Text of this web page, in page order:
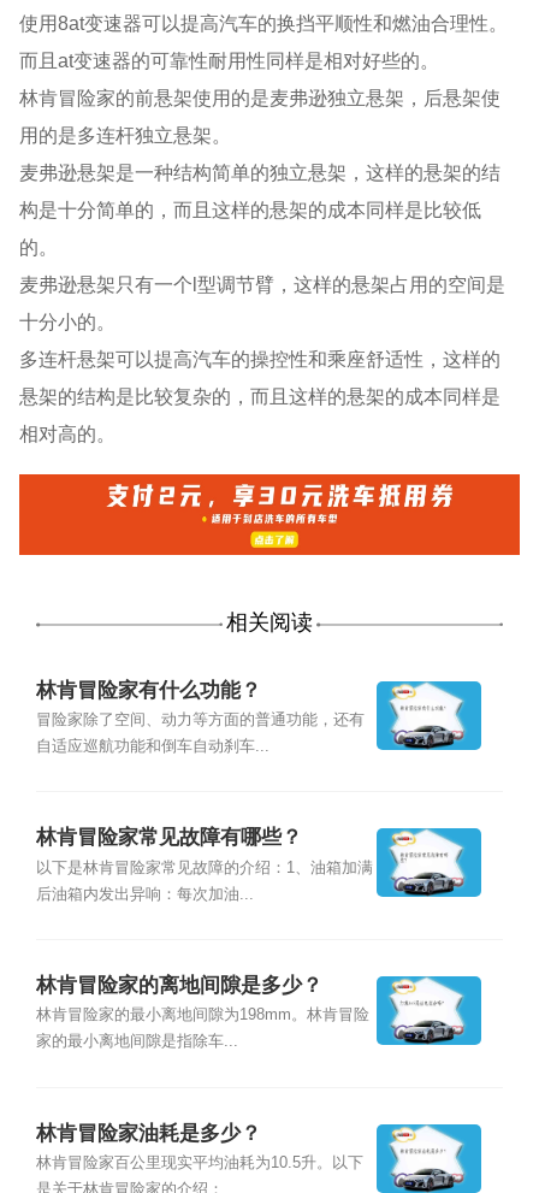
使用8at变速器可以提高汽车的换挡平顺性和燃油合理性。
而且at变速器的可靠性耐用性同样是相对好些的。
林肯冒险家的前悬架使用的是麦弗逊独立悬架，后悬架使
用的是多连杆独立悬架。
麦弗逊悬架是一种结构简单的独立悬架，这样的悬架的结
构是十分简单的，而且这样的悬架的成本同样是比较低
的。
麦弗逊悬架只有一个l型调节臂，这样的悬架占用的空间是
十分小的。
多连杆悬架可以提高汽车的操控性和乘座舒适性，这样的
悬架的结构是比较复杂的，而且这样的悬架的成本同样是
相对高的。
相关阅读
林肯冒险家有什么功能？
冒险家除了空间、动力等方面的普通功能，还有
自适应巡航功能和倒车自动刹车...
林肯冒险家常见故障有哪些？
以下是林肯冒险家常见故障的介绍：1、油箱加满
后油箱内发出异响：每次加油...
林肯冒险家的离地间隙是多少？
林肯冒险家的最小离地间隙为198mm。林肯冒险
家的最小离地间隙是指除车...
林肯冒险家油耗是多少？
林肯冒险家百公里现实平均油耗为10.5升。以下